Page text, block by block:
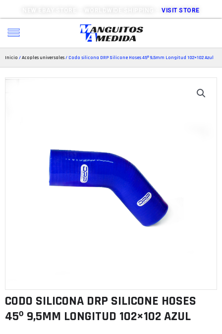
NEW EBAY STORE – WORLDWIDE SHIPPING –VISIT STORE
Inicio /Acoples universales/ Codo silicona DRP Silicone Hoses 45º 9,5mm Longitud 102×102 Azul
CODO SILICONA DRP SILICONE HOSES
45º 9,5MM LONGITUD 102×102 AZUL